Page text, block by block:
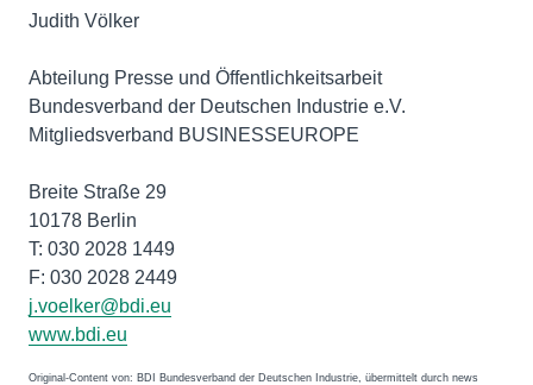
Judith Völker
Abteilung Presse und Öffentlichkeitsarbeit
Bundesverband der Deutschen Industrie e.V.
Mitgliedsverband BUSINESSEUROPE
Breite Straße 29
10178 Berlin
T: 030 2028 1449
F: 030 2028 2449
j.voelker@bdi.eu
www.bdi.eu
Original-Content von: BDI Bundesverband der Deutschen Industrie, übermittelt durch news